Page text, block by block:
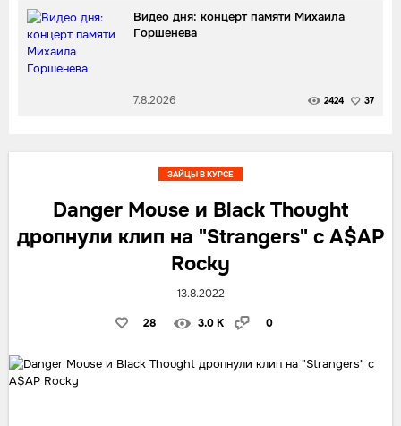
Видео дня: концерт памяти Михаила
Горшенева
7.8.2026 2424 37
Danger Mouse и Black Thought
дропнули клип на "Strangers" с A$AP
Rocky
13.8.2022
28 3.0 K 0
ЗАЙЦЫ В КУРСЕ